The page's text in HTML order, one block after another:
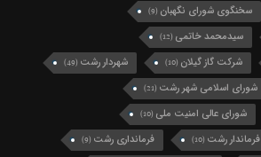
سخنگوی شورای نگهبان (9)
سیدمحمد خاتمی (12)
شرکت گاز گیلان (10) شهردار رشت (49)
شورای اسلامی شهر رشت (21)
شورای عالی امنیت ملی (10)
فرماندار رشت (10) فرمانداری رشت (9)